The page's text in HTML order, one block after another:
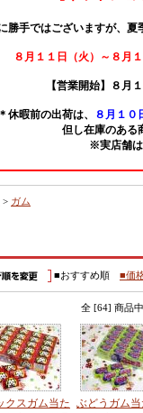
勝手ではございますが、夏
８月１１日（火）～８月
【営業開始】８月
＊休暇前の出荷は、
８月１０
但し在庫のある
※実店舗
> ガム
■おすすめ順 ■価
全 [64] 商品
クスガム当た ぶどうガム